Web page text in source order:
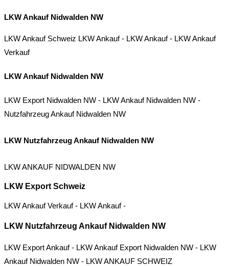
LKW Ankauf Nidwalden NW
LKW Ankauf Schweiz LKW Ankauf- LKW Ankauf- LKW Ankauf
Verkauf
LKW Ankauf Nidwalden NW
LKW Export Nidwalden NW - LKW Ankauf Nidwalden NW -
Nutzfahrzeug Ankauf Nidwalden NW
LKW Nutzfahrzeug Ankauf Nidwalden NW
LKW ANKAUF NIDWALDEN NW
LKW Export Schweiz
LKW Ankauf Verkauf- LKW Ankauf-
LKW Nutzfahrzeug Ankauf Nidwalden NW
LKW Export Ankauf- LKW Ankauf Export Nidwalden NW - LKW
Ankauf Nidwalden NW - LKW ANKAUF SCHWEIZ